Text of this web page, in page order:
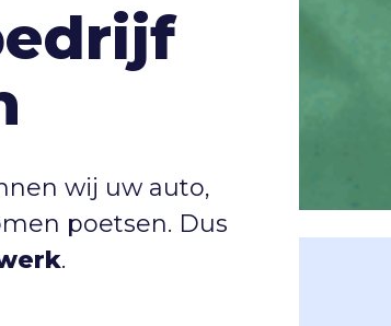
wij uw auto,
poetsen. Dus
.